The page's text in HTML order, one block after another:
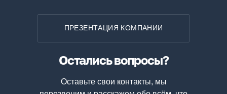
Остались вопросы?
Оставьте свои контакты, мы
ПРЕЗЕНТАЦИЯ КОМПАНИИ